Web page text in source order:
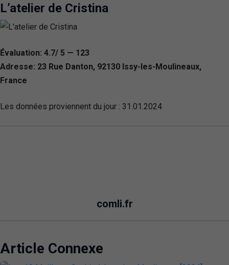
L’atelier de Cristina
Évaluation: 4.7/ 5 — 123
Adresse: 23 Rue Danton, 92130 Issy-les-Moulineaux,
France
Les données proviennent du jour : 31.01.2024
comli.fr
Article Connexe